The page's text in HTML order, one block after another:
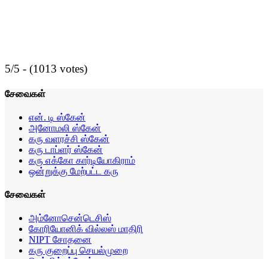
5/5 - (1013 votes)
சேவைகள்
என். டி ஸ்கேன்
அனோமலி ஸ்கேன்
கரு வளரச்சி ஸ்கேன்
கரு டாப்ளர் ஸ்கேன்
கரு எக்கோ கார்டியோகிராம்
ஒன்றுக்கு மேற்பட்ட கரு
சேவைகள்
அம்னோசென்டெசிஸ்
கோரியோனிக் வில்லஸ் மாதிரி
NIPT சோதனை
கரு குறைப்பு செயல்முறை